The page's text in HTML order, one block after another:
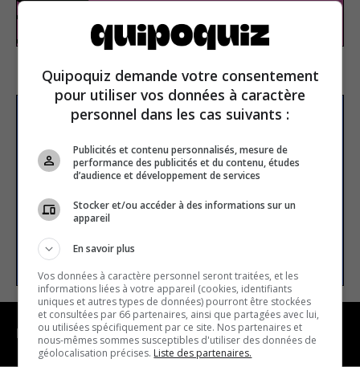
S’inscrire à la newsletter
S’INSCRIRE
NAVIGATION
Quipoquiz demande votre consentement
pour utiliser vos données à caractère
personnel dans les cas suivants :
Publicités et contenu personnalisés, mesure de
performance des publicités et du contenu, études
d’audience et développement de services
Stocker et/ou accéder à des informations sur un
appareil
En savoir plus
Vos données à caractère personnel seront traitées, et les
informations liées à votre appareil (cookies, identifiants
uniques et autres types de données) pourront être stockées
et consultées par 66 partenaires, ainsi que partagées avec lui,
ou utilisées spécifiquement par ce site. Nos partenaires et
nous-mêmes sommes susceptibles d'utiliser des données de
géolocalisation précises. Liste des partenaires.